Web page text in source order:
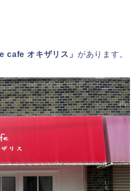
cafe オキザリス」 があります。